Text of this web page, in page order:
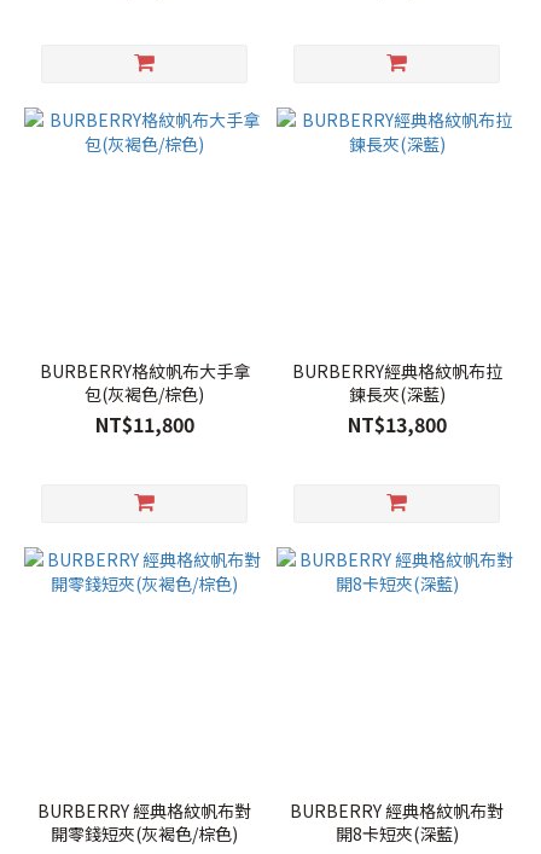
BURBERRY格紋帆布大手拿
包(灰褐色/棕色)
NT$11,800
BURBERRY經典格紋帆布拉
鍊長夾(深藍)
NT$13,800
BURBERRY 經典格紋帆布對
開零錢短夾(灰褐色/棕色)
BURBERRY 經典格紋帆布對
開8卡短夾(深藍)